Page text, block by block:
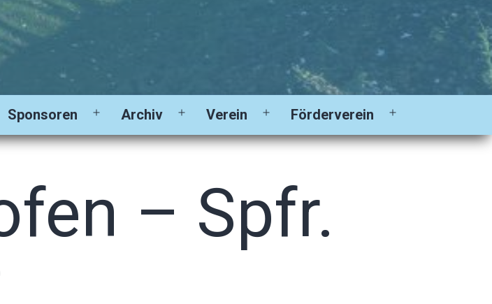
Sponsoren
Menü
öffnen
Archiv
Menü
öffnen
Verein
Menü
öffnen
Förderverein
öffnen
– Spfr.